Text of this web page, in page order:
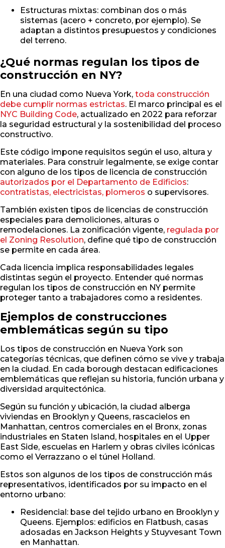
Estructuras mixtas: combinan dos o más
sistemas (acero + concreto, por ejemplo). Se
adaptan a distintos presupuestos y condiciones
del terreno.
¿Qué normas regulan los tipos de
construcción en NY?
En una ciudad como Nueva York, toda construcción
debe cumplir normas estrictas. El marco principal es el
NYC Building Code, actualizado en 2022 para reforzar
la seguridad estructural y la sostenibilidad del proceso
constructivo.
Este código impone requisitos según el uso, altura y
materiales. Para construir legalmente, se exige contar
con alguno de los tipos de licencia de construcción
autorizados por el Departamento de Edificios:
contratistas, electricistas, plomeros o supervisores.
También existen tipos de licencias de construcción
especiales para demoliciones, alturas o
remodelaciones. La zonificación vigente, regulada por
el Zoning Resolution, define qué tipo de construcción
se permite en cada área.
Cada licencia implica responsabilidades legales
distintas según el proyecto. Entender qué normas
regulan los tipos de construcción en NY permite
proteger tanto a trabajadores como a residentes.
Ejemplos de construcciones
emblemáticas según su tipo
Los tipos de construcción en Nueva York son
categorías técnicas, que definen cómo se vive y trabaja
en la ciudad. En cada borough destacan edificaciones
emblemáticas que reflejan su historia, función urbana y
diversidad arquitectónica.
Según su función y ubicación, la ciudad alberga
viviendas en Brooklyn y Queens, rascacielos en
Manhattan, centros comerciales en el Bronx, zonas
industriales en Staten Island, hospitales en el Upper
East Side, escuelas en Harlem y obras civiles icónicas
como el Verrazzano o el túnel Holland.
Estos son algunos de los tipos de construcción más
representativos, identificados por su impacto en el
entorno urbano:
Residencial: base del tejido urbano en Brooklyn y
Queens. Ejemplos: edificios en Flatbush, casas
adosadas en Jackson Heights y Stuyvesant Town
en Manhattan.